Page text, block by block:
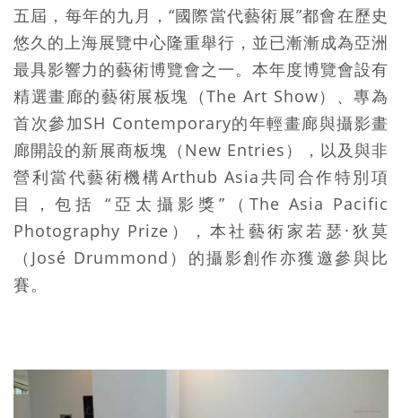
五屆，每年的九月，“國際當代藝術展”都會在歷史
悠久的上海展覽中心隆重舉行，並已漸漸成為亞洲
最具影響力的藝術博覽會之一。本年度博覽會設有
精選畫廊的藝術展板塊（The Art Show）、專為
首次參加SH Contemporary的年輕畫廊與攝影畫
廊開設的新展商板塊（New Entries），以及與非
營利當代藝術機構Arthub Asia共同合作特別項
目，包括 “亞太攝影獎”（The Asia Pacific
Photography Prize），本社藝術家若瑟·狄莫
（José Drummond）的攝影創作亦獲邀參與比
賽。